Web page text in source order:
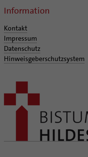
Information
Kontakt
Impressum
Datenschutz
Hinweisgeberschutzsystem